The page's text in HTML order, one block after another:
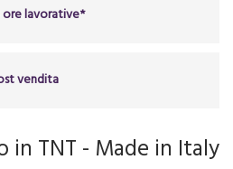
ore lavorative*
vendita
in TNT - Made in Italy